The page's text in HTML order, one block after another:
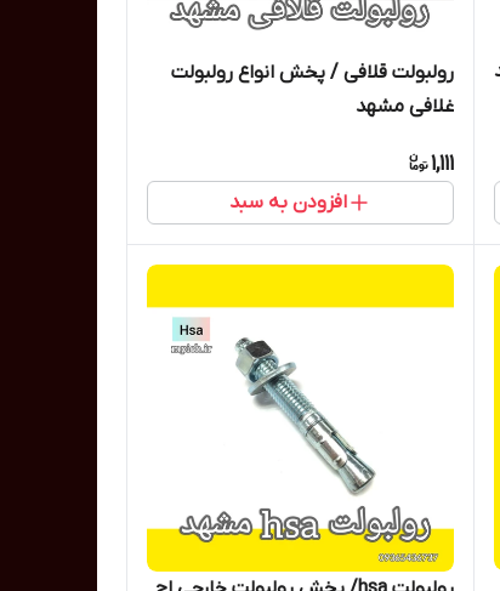
رولبولت قلافی / پخش انواع رولبولت
غلافی مشهد
1,111
افزودن به سبد